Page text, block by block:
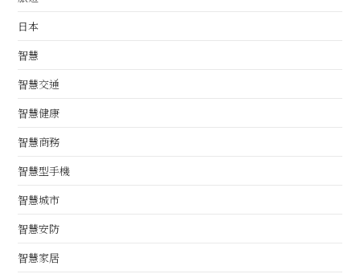
日本
智慧
智慧交通
智慧健康
智慧商務
智慧型手機
智慧城市
智慧安防
智慧家居